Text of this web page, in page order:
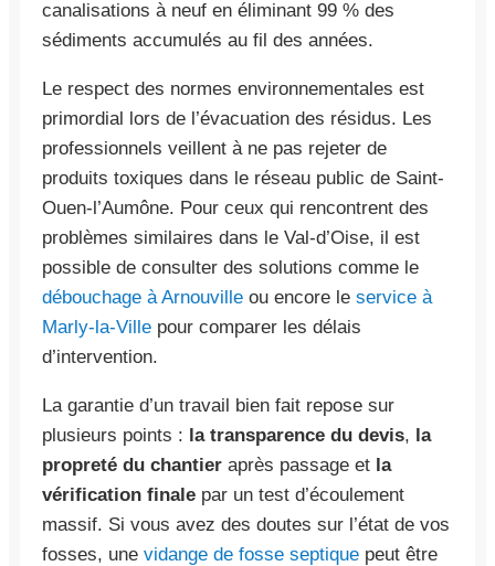
canalisations à neuf en éliminant 99 % des
sédiments accumulés au fil des années.
Le respect des normes environnementales est
primordial lors de l’évacuation des résidus. Les
professionnels veillent à ne pas rejeter de
produits toxiques dans le réseau public de Saint-
Ouen-l’Aumône. Pour ceux qui rencontrent des
problèmes similaires dans le Val-d’Oise, il est
possible de consulter des solutions comme le
débouchage à Arnouville ou encore le service à
Marly-la-Ville pour comparer les délais
d’intervention.
La garantie d’un travail bien fait repose sur
plusieurs points : la transparence du devis, la
propreté du chantier après passage et la
vérification finale par un test d’écoulement
massif. Si vous avez des doutes sur l’état de vos
fosses, une vidange de fosse septique peut être